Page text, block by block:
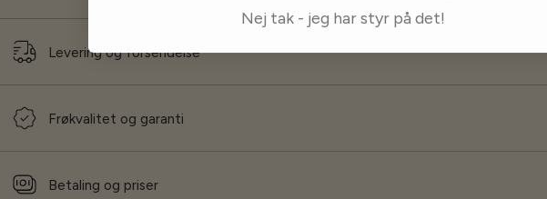
Levering og forsendelse
Frøkvalitet og garanti
Betaling og priser
Nej tak - jeg har styr på det!